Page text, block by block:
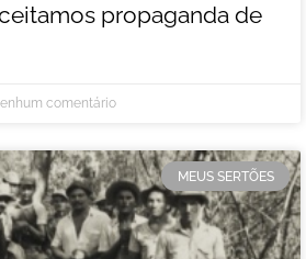
propaganda de
comentário
MEUS SERTÕES